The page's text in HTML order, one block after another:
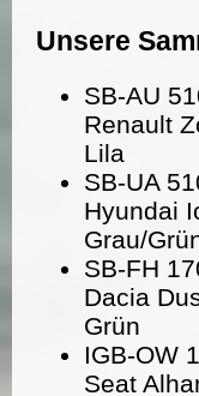
Unsere
SB-AU
Renault
Lila
SB-UA
Hyundai
Grau/
SB-FH
Dacia
Grün
IGB-OW
Seat